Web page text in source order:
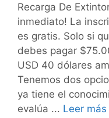
Recarga De
inmediato! La
es gratis. Solo si
debes pagar
USD 40 dólares
Tenemos dos
ya tiene el
evalúa ... Leer más